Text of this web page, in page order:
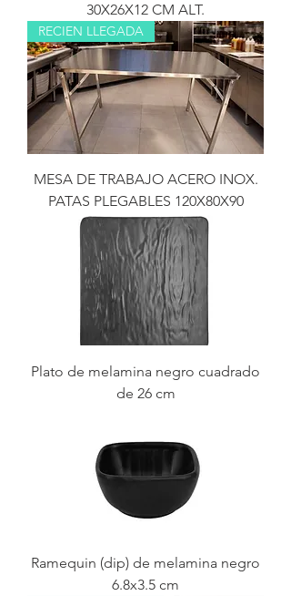
30X26X12 CM ALT.
RECIEN LLEGADA
MESA DE TRABAJO ACERO INOX.
PATAS PLEGABLES 120X80X90
Plato de melamina negro cuadrado
de 26 cm
Ramequin (dip) de melamina negro
6.8x3.5 cm